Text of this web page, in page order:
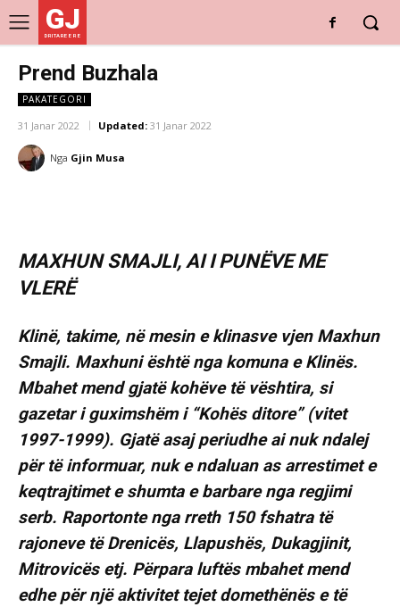
GJ
DRITARE E RE
Prend Buzhala
PAKATEGORI
31 Janar 2022 Updated: 31 Janar 2022
Nga Gjin Musa
MAXHUN SMAJLI, AI I PUNËVE ME
VLERË
Klinë, takime, në mesin e klinasve vjen Maxhun
Smajli. Maxhuni është nga komuna e Klinës.
Mbahet mend gjatë kohëve të vështira, si
gazetar i guximshëm i “Kohës ditore” (vitet
1997-1999). Gjatë asaj periudhe ai nuk ndalej
për të informuar, nuk e ndaluan as arrestimet e
keqtrajtimet e shumta e barbare nga regjimi
serb. Raportonte nga rreth 150 fshatra të
rajoneve të Drenicës, Llapushës, Dukagjinit,
Mitrovicës etj. Përpara luftës mbahet mend
edhe për një aktivitet tejet domethënës e të